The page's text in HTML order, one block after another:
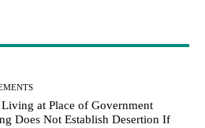
at Place of Government
Does Not Establish Desertion If